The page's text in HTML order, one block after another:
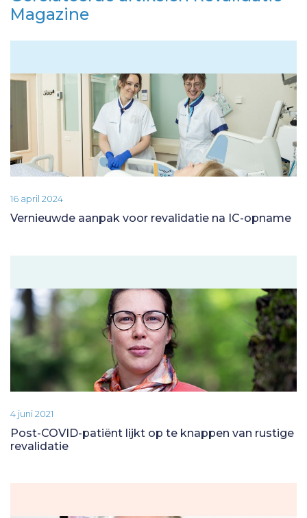
Magazine
16 april 2024
Vernieuwde aanpak voor revalidatie na IC-opname
4 juni 2021
Post-COVID-patiënt lijkt op te knappen van rustige
revalidatie